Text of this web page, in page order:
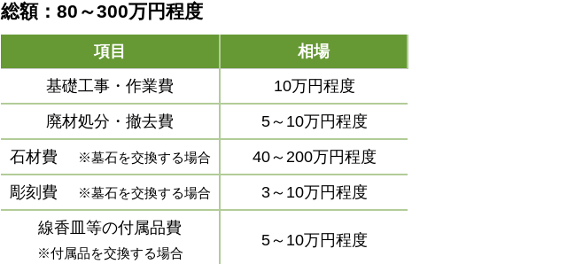
総額：80～300万円程度
項目
相場
基礎工事・作業費
10万円程度
廃材処分・撤去費
5～10万円程度
石材費
※墓石を交換する場合
40～200万円程度
彫刻費
※墓石を交換する場合
3～10万円程度
線香皿等の付属品費
※付属品を交換する場合
5～10万円程度